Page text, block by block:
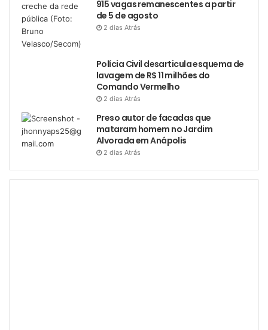
915 vagas remanescentes a partir
de 5 de agosto
2 dias Atrás
Polícia Civil desarticula esquema de
lavagem de R$ 11 milhões do
Comando Vermelho
2 dias Atrás
Preso autor de facadas que
mataram homem no Jardim
Alvorada em Anápolis
2 dias Atrás